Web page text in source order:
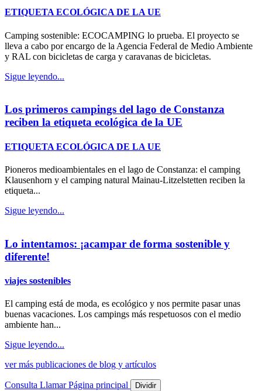
ETIQUETA ECOLÓGICA DE LA UE
Camping sostenible: ECOCAMPING lo prueba. El proyecto se
lleva a cabo por encargo de la Agencia Federal de Medio Ambiente
y RAL con bicicletas de carga y caravanas de bicicletas.
Sigue leyendo...
Los primeros campings del lago de Constanza
reciben la etiqueta ecológica de la UE
ETIQUETA ECOLÓGICA DE LA UE
Pioneros medioambientales en el lago de Constanza: el camping
Klausenhorn y el camping natural Mainau-Litzelstetten reciben la
etiqueta...
Sigue leyendo...
Lo intentamos: ¡acampar de forma sostenible y
diferente!
viajes sostenibles
El camping está de moda, es ecológico y nos permite pasar unas
buenas vacaciones. Los campings más respetuosos con el medio
ambiente han...
Sigue leyendo...
ver más publicaciones de blog y artículos
Consulta LlamarPágina principal Dividir